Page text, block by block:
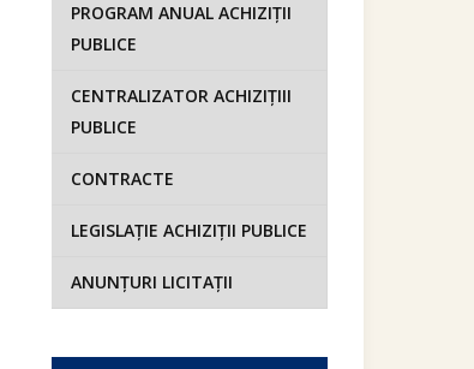
PROGRAM ANUAL ACHIZIȚII
PUBLICE
CENTRALIZATOR ACHIZIȚIII
PUBLICE
CONTRACTE
LEGISLAȚIE ACHIZIȚII PUBLICE
ANUNȚURI LICITAȚII